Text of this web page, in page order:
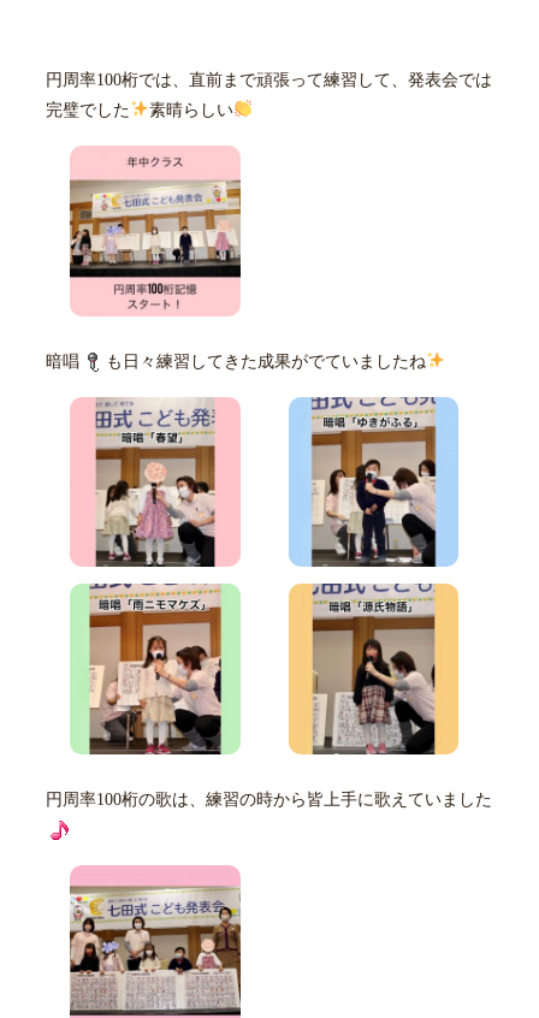
円周率100桁では、直前まで頑張って練習して、発表会では
完璧でした
素晴らしい
暗唱 も日々練習してきた成果がでていましたね
円周率100桁の歌は、練習の時から皆上手に歌えていました